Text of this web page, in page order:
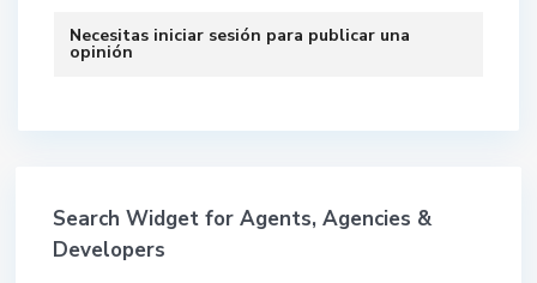
Necesitas iniciar sesión para publicar una
opinión
Search Widget for Agents, Agencies &
Developers